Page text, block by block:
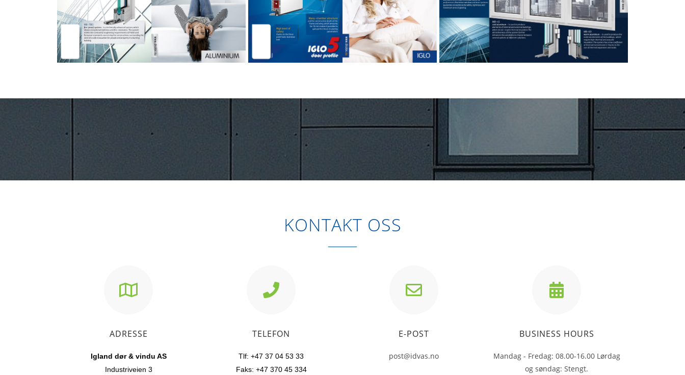
KONTAKT OSS
ADRESSE
Igland dør & vindu AS
Industriveien 3
TELEFON
Tlf: +47 37 04 53 33
Faks: +47 370 45 334
E-POST
post@idvas.no
BUSINESS HOURS
Mandag - Fredag: 08.00-16.00 Lørdag
og søndag: Stengt.